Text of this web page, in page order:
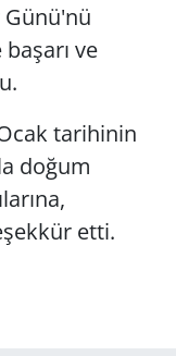
ve
tarihinin
doğum
etti.